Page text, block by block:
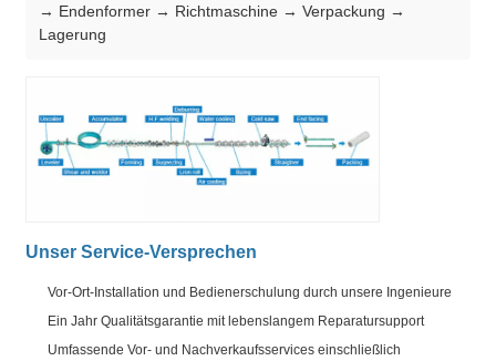
→ Endenformer → Richtmaschine → Verpackung →
Lagerung
Unser Service-Versprechen
Vor-Ort-Installation und Bedienerschulung durch unsere Ingenieure
Ein Jahr Qualitätsgarantie mit lebenslangem Reparatursupport
Umfassende Vor- und Nachverkaufsservices einschließlich